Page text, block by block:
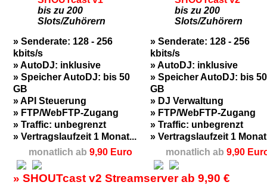
bis zu 200
Slots/Zuhörern
» Senderate: 128 - 256
kbits/s
» AutoDJ: inklusive
» Speicher AutoDJ: bis 50
GB
» API Steuerung
» FTP/WebFTP-Zugang
» Traffic: unbegrenzt
» Vertragslaufzeit 1 Monat...
monatlich ab 9,90 Euro
bis zu 200
Slots/Zuhörern
» Senderate: 128 - 256
kbits/s
» AutoDJ: inklusive
» Speicher AutoDJ: bis 50
GB
» DJ Verwaltung
» FTP/WebFTP-Zugang
» Traffic: unbegrenzt
» Vertragslaufzeit 1
monatlich ab 9,90
» SHOUTcast v2 Streamserver ab 9,90 €